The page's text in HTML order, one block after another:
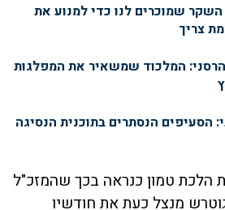
1992 חוזר? השקר שמוכרים לנו כדי למנוע את
צריך
הרסני: המלכוד שמשאיר את המפלגות
הסעיפים הנסתרים בתוכנית הנסיגה
טמון כנראה בכך שהמזכ"ל
מנצל כעת את חודשיו